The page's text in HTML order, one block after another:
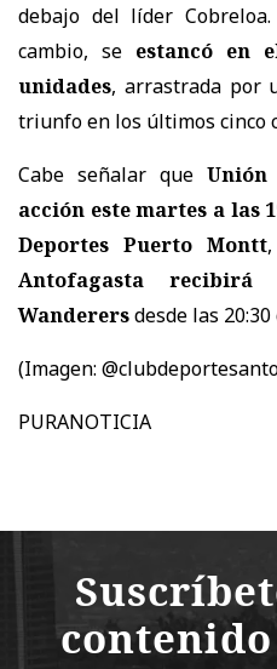
debajo del líder
cambio, se estancó en
unidades, arrastrada por
triunfo en los últimos cinco
Cabe señalar que
acción este martes a las
Deportes Puerto Montt
Antofagasta
Wanderersdesde las
(Imagen:
PURANOTICIA